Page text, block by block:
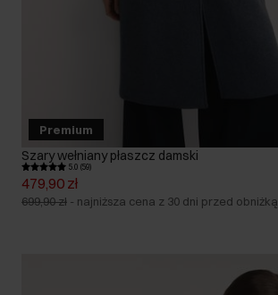
Premium
Szary wełniany płaszcz damski
5.0 (59)
479,90 zł
699,90 zł - najniższa cena z 30 dni przed obniżką